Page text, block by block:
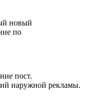
новый
по
пост.
наружной рекламы.